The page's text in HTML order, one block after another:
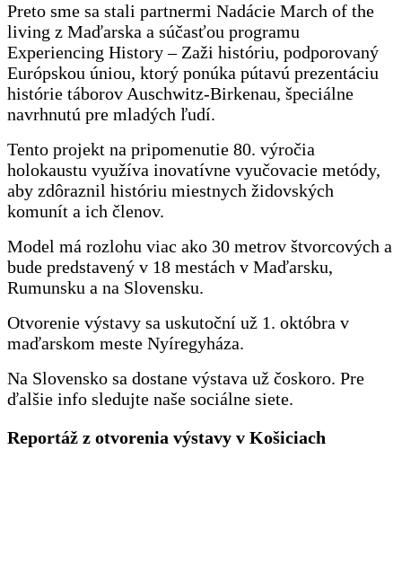
Preto sme sa stali partnermi Nadácie March of the
living z Maďarska a súčasťou programu
Experiencing History – Zaži históriu, podporovaný
Európskou úniou, ktorý ponúka pútavú prezentáciu
histórie táborov Auschwitz-Birkenau, špeciálne
navrhnutú pre mladých ľudí.
Tento projekt na pripomenutie 80. výročia
holokaustu využíva inovatívne vyučovacie metódy,
aby zdôraznil históriu miestnych židovských
komunít a ich členov.
Model má rozlohu viac ako 30 metrov štvorcových a
bude predstavený v 18 mestách v Maďarsku,
Rumunsku a na Slovensku.
Otvorenie výstavy sa uskutoční už 1. októbra v
maďarskom meste Nyíregyháza.
Na Slovensko sa dostane výstava už čoskoro. Pre
ďalšie info sledujte naše sociálne siete.
Reportáž z otvorenia výstavy v Košiciach